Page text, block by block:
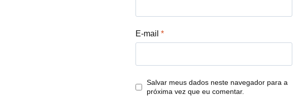
E-mail*
Salvar meus dados neste navegador para a
próxima vez que eu comentar.